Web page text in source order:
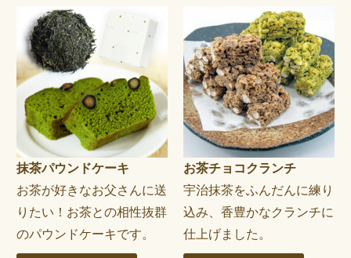
抹茶パウンドケーキ
お茶が好きなお父さんに送
りたい！お茶との相性抜群
のパウンドケーキです。
お茶チョコクランチ
宇治抹茶をふんだんに練り
込み、香豊かなクランチに
仕上げました。